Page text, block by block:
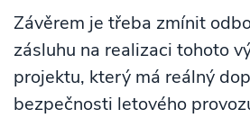
Závěrem je třeba zmínit
zásluhu na realizaci tohoto
projektu, který má reálný
bezpečnosti letového